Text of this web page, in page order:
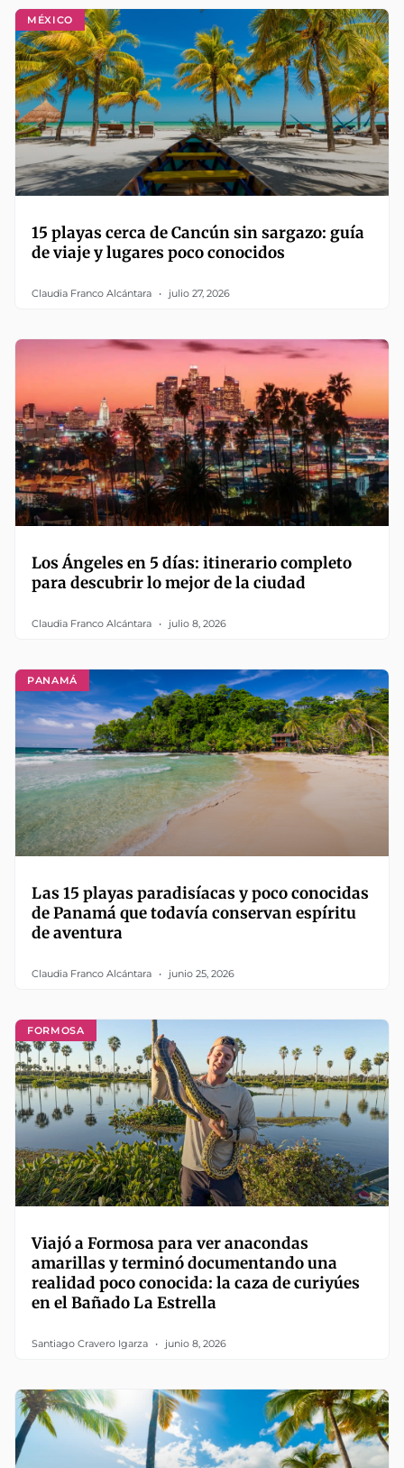
MÉXICO
15 playas cerca de Cancún sin sargazo: guía
de viaje y lugares poco conocidos
Claudia Franco Alcántara julio 27, 2026
Los Ángeles en 5 días: itinerario completo
para descubrir lo mejor de la ciudad
Claudia Franco Alcántara julio 8, 2026
PANAMÁ
Las 15 playas paradisíacas y poco conocidas
de Panamá que todavía conservan espíritu
de aventura
Claudia Franco Alcántara junio 25, 2026
FORMOSA
Viajó a Formosa para ver anacondas
amarillas y terminó documentando una
realidad poco conocida: la caza de curiyúes
en el Bañado La Estrella
Santiago Cravero Igarza junio 8, 2026